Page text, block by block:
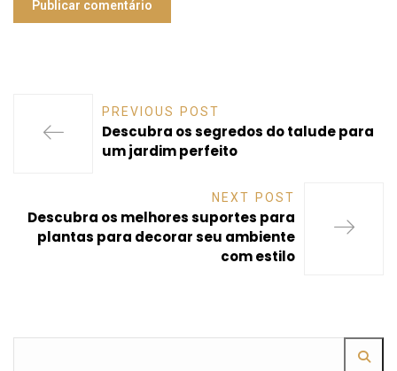
PREVIOUS POST
Descubra os segredos do talude para
um jardim perfeito
NEXT POST
Descubra os melhores suportes para
plantas para decorar seu ambiente
com estilo